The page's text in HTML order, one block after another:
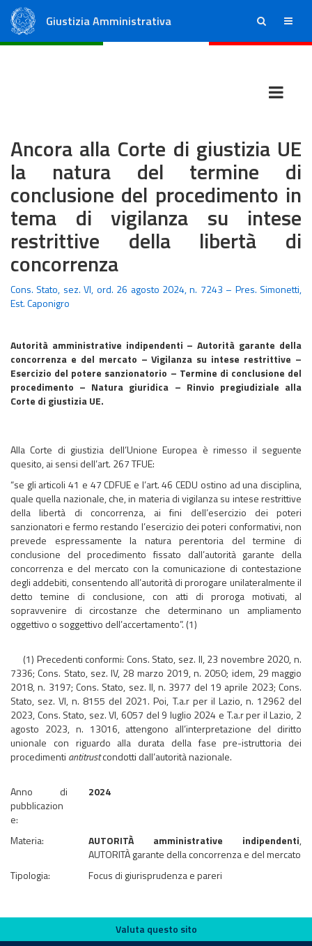
Giustizia Amministrativa ricerca menu
Ancora alla Corte di giustizia UE
la natura del termine di
conclusione del procedimento in
tema di vigilanza su intese
restrittive della libertà di
concorrenza
Cons. Stato, sez. VI, ord. 26 agosto 2024, n. 7243 – Pres. Simonetti,
Est. Caponigro
Autorità amministrative indipendenti – Autorità garante della
concorrenza e del mercato – Vigilanza su intese restrittive –
Esercizio del potere sanzionatorio – Termine di conclusione del
procedimento – Natura giuridica – Rinvio pregiudiziale alla
Corte di giustizia UE.
Alla Corte di giustizia dell’Unione Europea è rimesso il seguente
quesito, ai sensi dell’art. 267 TFUE:
“se gli articoli 41 e 47 CDFUE e l’art. 46 CEDU ostino ad una disciplina,
quale quella nazionale, che, in materia di vigilanza su intese restrittive
della libertà di concorrenza, ai fini dell’esercizio dei poteri
sanzionatori e fermo restando l’esercizio dei poteri conformativi, non
prevede espressamente la natura perentoria del termine di
conclusione del procedimento fissato dall’autorità garante della
concorrenza e del mercato con la comunicazione di contestazione
degli addebiti, consentendo all’autorità di prorogare unilateralmente il
detto temine di conclusione, con atti di proroga motivati, al
sopravvenire di circostanze che determinano un ampliamento
oggettivo o soggettivo dell’accertamento”. (1)
(1) Precedenti conformi: Cons. Stato, sez. II, 23 novembre 2020, n.
7336; Cons. Stato, sez. IV, 28 marzo 2019, n. 2050; idem, 29 maggio
2018, n. 3197; Cons. Stato, sez. II, n. 3977 del 19 aprile 2023; Cons.
Stato, sez. VI, n. 8155 del 2021. Poi, T.a.r per il Lazio, n. 12962 del
2023, Cons. Stato, sez. VI, 6057 del 9 luglio 2024 e T.a.r per il Lazio, 2
agosto 2023, n. 13016, attengono all’interpretazione del diritto
unionale con riguardo alla durata della fase pre-istruttoria dei
procedimenti antitrustcondotti dall’autorità nazionale.
Anno di
pubblicazion
e:
2024
Materia: AUTORITÀ amministrative indipendenti,
AUTORITÀ garante della concorrenza e del mercato
Tipologia:
Focus di giurisprudenza e pareri
Valuta questo sito
Valuta questo sito